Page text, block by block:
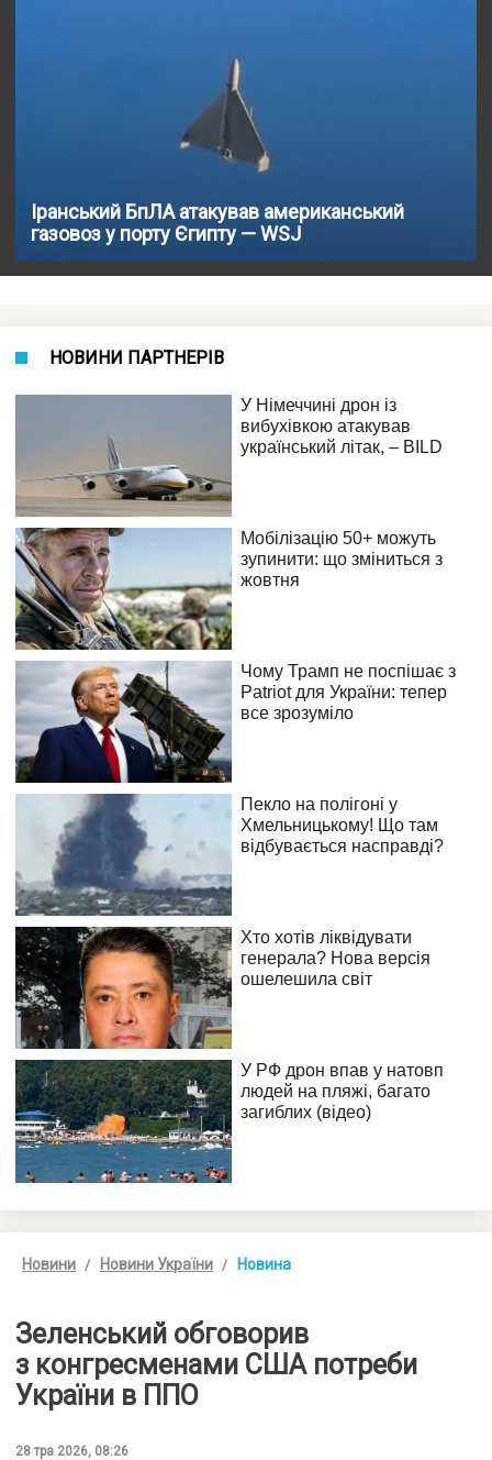
Іранський БпЛА атакував американський
газовоз у порту Єгипту — WSJ
НОВИНИ ПАРТНЕРІВ
Новини Новини України Новина
Зеленський обговорив
з конгресменами США потреби
України в ППО
28 тра 2026, 08:26